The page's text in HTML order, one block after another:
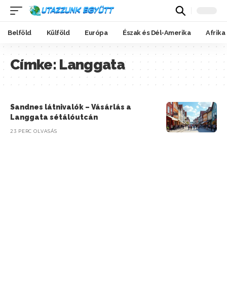
Belföld Külföld Európa Észak és Dél-Amerika Afrika
Címke:Langgata
Sandnes látnivalók – Vásárlás a
Langgata sétálóutcán
23 PERC OLVASÁS